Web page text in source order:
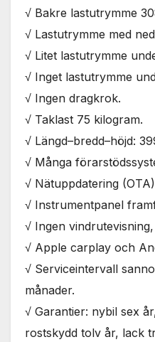
√ Bakre lastutrymme
√ Lastutrymme med
√ Litet lastutrymme
√ Inget lastutrymme
√ Ingen dragkrok.
√ Taklast 75 kilogram.
√ Längd–bredd–höjd:
√ Många
√ Nätuppdatering
√ Instrumentpanel
√ Ingen
√ Apple carplay och
√ Serviceintervall
månader.
√ Garantier: nybil sex
rostskydd tolv år, lack